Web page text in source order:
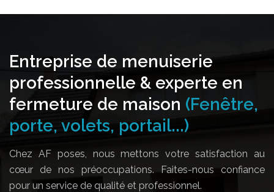
Entreprise de menuiserie
professionnelle & experte en
fermeture de maison (Fenêtre,
porte, volets, portail...)
Chez AF poses, nous mettons votre satisfaction au
cœur de nos préoccupations. Faites-nous confiance
pour un service de qualité et professionnel.